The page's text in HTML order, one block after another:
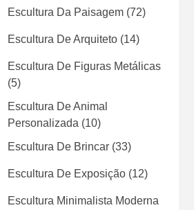
Escultura Da Paisagem (72)
Escultura De Arquiteto (14)
Escultura De Figuras Metálicas
(5)
Escultura De Animal
Personalizada (10)
Escultura De Brincar (33)
Escultura De Exposição (12)
Escultura Minimalista Moderna